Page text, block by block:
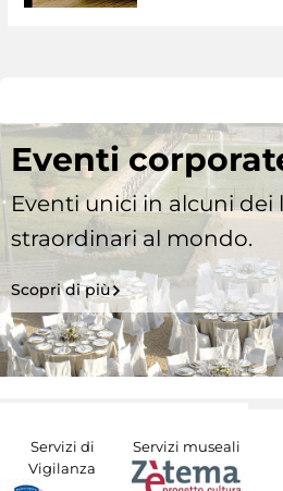
Eventi
Eventi unici in alcuni dei
straordinari al mondo.
Scopri di più
Servizi di
Vigilanza
Servizi museali